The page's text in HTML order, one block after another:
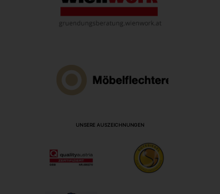
UNSERE AUSZEICHNUNGEN